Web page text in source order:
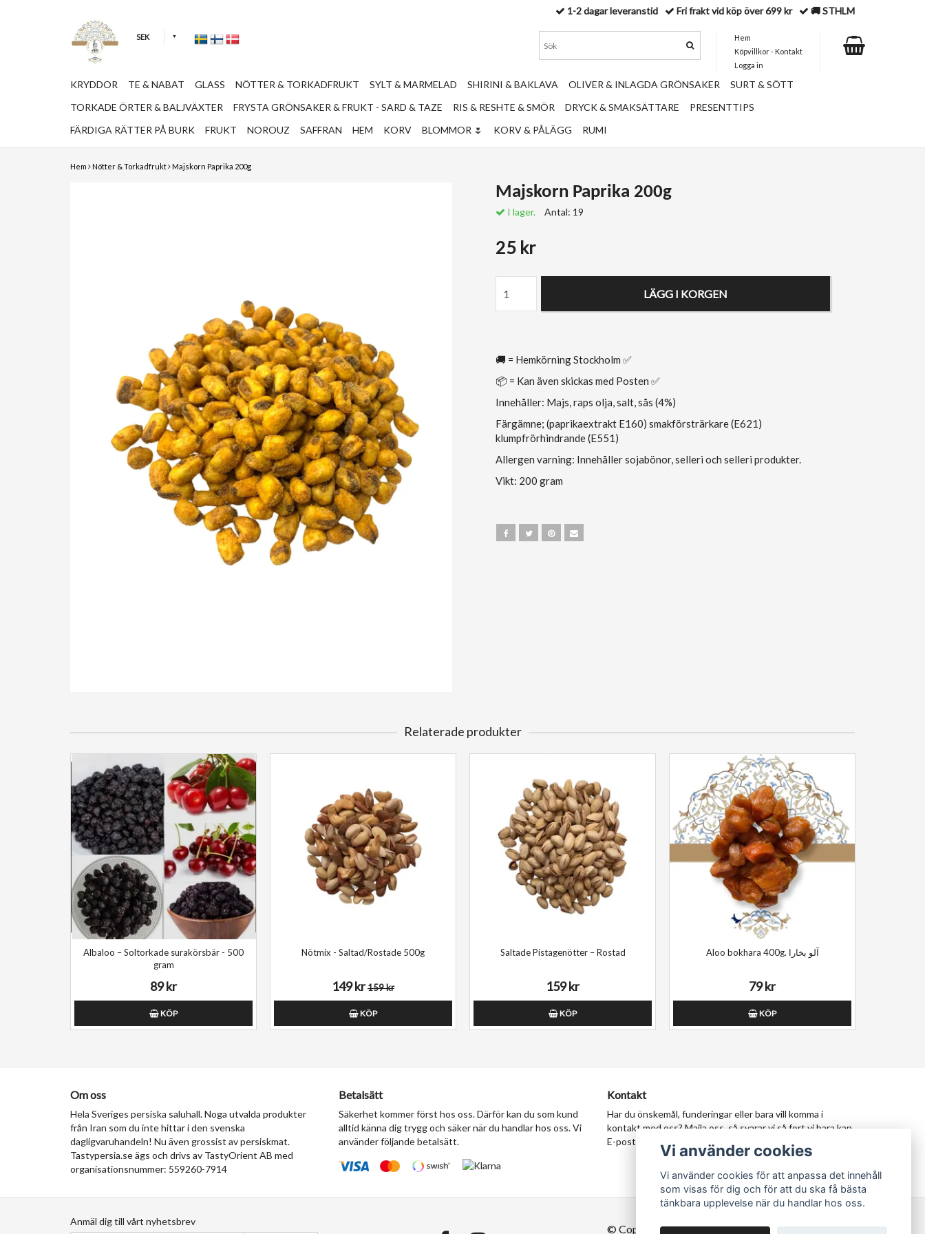
Hem Nötter & Torkadfrukt Majskorn Paprika 200g
Majskorn Paprika 200g
I lager. Antal: 19
25 kr
LÄGG I KORGEN
🚚 = Hemkörning Stockholm ✅
📦 = Kan även skickas med Posten ✅
Innehåller: Majs, raps olja, salt, sås (4%)
Färgämne; (paprikaextrakt E160) smakförsträrkare (E621)
klumpfrörhindrande (E551)
Allergen varning: Innehåller sojabönor, selleri och selleri produkter.
Vikt: 200 gram
Relaterade produkter
Albaloo – Soltorkade surakörsbär - 500
gram
89 kr
KÖP
Nötmix - Saltad/Rostade 500g
149 kr159 kr
KÖP
Saltade Pistagenötter – Rostad
159 kr
KÖP
Aloo bokhara 400g. آلو بخارا
79 kr
KÖP
Om oss
Hela Sveriges persiska saluhall. Noga utvalda produkter
från Iran som du inte hittar i den svenska
dagligvaruhandeln! Nu även grossist av persiskmat.
Tastypersia.se ägs och drivs av TastyOrient AB med
organisationsnummer: 559260-7914
Betalsätt
Säkerhet kommer först hos oss. Därför kan du som kund
alltid känna dig trygg och säker när du handlar hos oss. Vi
använder följande betalsätt.
Kontakt
Har du önskemål, funderingar eller bara vill komma i
kontakt med oss? Maila oss, så svarar vi så fort vi bara kan.
E-postadress:
Anmäl dig till vårt nyhetsbrev
© Copyright TastyPersia - Hela Sveriges persiska
Vi använder cookies
Vi använder cookies för att anpassa det innehåll
som visas för dig och för att du ska få bästa
tänkbara upplevelse när du handlar hos oss.
SEK
1-2 dagar leveranstid Fri frakt vid köp över 699 kr 🚚 STHLM
Hem
Köpvillkor - Kontakt
Logga in
KRYDDOR TE & NABAT GLASS NÖTTER & TORKADFRUKT SYLT & MARMELAD SHIRINI & BAKLAVA OLIVER & INLAGDA GRÖNSAKER
SURT & SÖTT
TORKADE ÖRTER & BALJVÄXTER
FRYSTA GRÖNSAKER & FRUKT - SARD & TAZE RIS & RESHTE & SMÖR DRYCK & SMAKSÄTTARE
PRESENTTIPS
FÄRDIGA RÄTTER PÅ BURK
FRUKT NOROUZ SAFFRAN HEM KORV BLOMMOR 🌷 KORV & PÅLÄGG RUMI